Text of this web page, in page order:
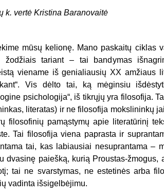
k. vertė Kristina Baranovaitė
mūsų kelionę. Mano paskaitų ciklas
žodžiais tariant – tai bandymas
viename iš genialiausių XX amžiaus
Vis dėlto tai, ką mėginsiu
psichologija“, iš tikrųjų yra filosofija.
literatas) ir ne filosofija mokslininkų
filosofinių pamąstymų apie literatūrinį
Tai filosofija viena paprasta ir
tai, kas labiausiai nesuprantama –
dvasinę paiešką, kurią Proustas-
tai ne svarstymas, ne estetinės arba
vadinta išsigelbėjimu.